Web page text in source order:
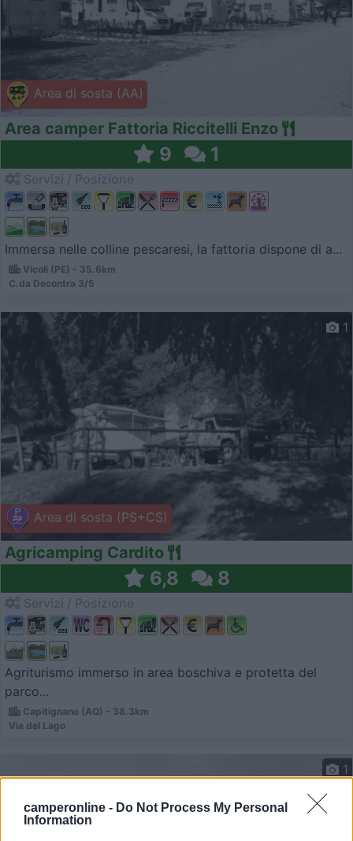
camperonline - Do Not Process My Personal
Information
Area di sosta (AA)
Area camper Fattoria Riccitelli Enzo
9 1
Immersa nelle colline pescaresi, la fattoria dispone di a...
Vicoli (PE) - 35.6km
C.da Decontra 3/5
Area di sosta (PS+CS)
1
Agricamping Cardito
6,8 8
Agriturismo immerso in area boschiva e protetta del
parco...
Capitignano (AQ) - 38.3km
Via del Lago
1